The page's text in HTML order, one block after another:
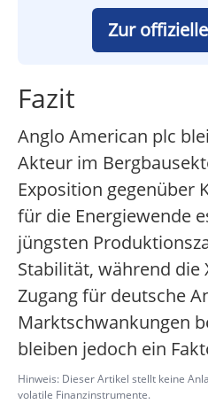
Zur
Fazit
Anglo American plc
Akteur im
Exposition gegenüber
für die Energiewende
jüngsten
Stabilität, während die
Zugang für deutsche
Marktschwankungen
bleiben jedoch ein
Hinweis: Dieser Artikel stellt keine
volatile Finanzinstrumente.